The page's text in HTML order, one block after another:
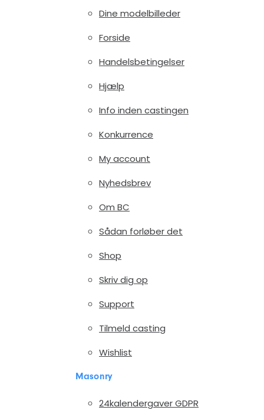
Dine modelbilleder
Forside
Handelsbetingelser
Hjælp
Info inden castingen
Konkurrence
My account
Nyhedsbrev
Om BC
Sådan forløber det
Shop
Skriv dig op
Support
Tilmeld casting
Wishlist
Masonry
24kalendergaver GDPR